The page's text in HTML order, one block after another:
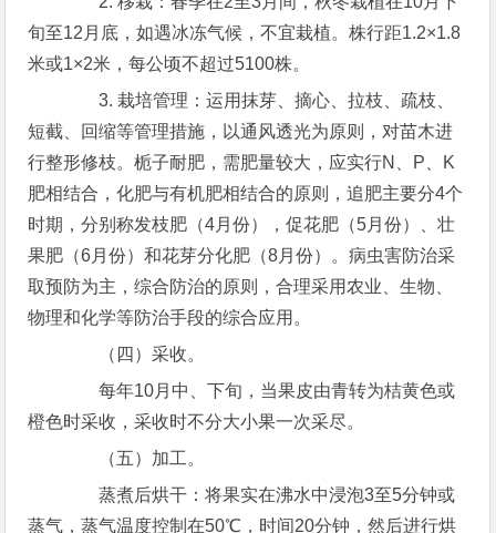
旬至12月底，如遇冰冻气候，不宜栽植。株行距1.2×1.8
米或1×2米，每公顷不超过5100株。
3. 栽培管理：运用抹芽、摘心、拉枝、疏枝、
短截、回缩等管理措施，以通风透光为原则，对苗木进
行整形修枝。栀子耐肥，需肥量较大，应实行N、P、K
肥相结合，化肥与有机肥相结合的原则，追肥主要分4个
时期，分别称发枝肥（4月份），促花肥（5月份）、壮
果肥（6月份）和花芽分化肥（8月份）。病虫害防治采
取预防为主，综合防治的原则，合理采用农业、生物、
物理和化学等防治手段的综合应用。
（四）采收。
每年10月中、下旬，当果皮由青转为桔黄色或
橙色时采收，采收时不分大小果一次采尽。
（五）加工。
蒸煮后烘干：将果实在沸水中浸泡3至5分钟或
蒸气，蒸气温度控制在50℃，时间20分钟，然后进行烘